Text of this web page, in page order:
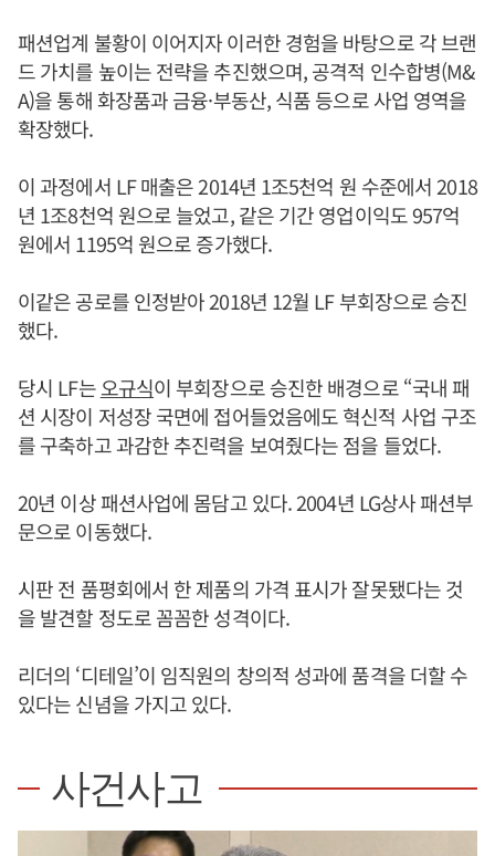
패션업계 불황이 이어지자 이러한 경험을 바탕으로 각 브랜
드 가치를 높이는 전략을 추진했으며, 공격적 인수합병(M&
A)을 통해 화장품과 금융·부동산, 식품 등으로 사업 영역을
확장했다.
이 과정에서 LF 매출은 2014년 1조5천억 원 수준에서 2018
년 1조8천억 원으로 늘었고, 같은 기간 영업이익도 957억
원에서 1195억 원으로 증가했다.
이같은 공로를 인정받아 2018년 12월 LF 부회장으로 승진
했다.
당시 LF는오규식이 부회장으로 승진한 배경으로 “국내 패
션 시장이 저성장 국면에 접어들었음에도 혁신적 사업 구조
를 구축하고 과감한 추진력을 보여줬다는 점을 들었다.
20년 이상 패션사업에 몸담고 있다. 2004년 LG상사 패션부
문으로 이동했다.
시판 전 품평회에서 한 제품의 가격 표시가 잘못됐다는 것
을 발견할 정도로 꼼꼼한 성격이다.
리더의 ‘디테일’이 임직원의 창의적 성과에 품격을 더할 수
있다는 신념을 가지고 있다.
사건사고